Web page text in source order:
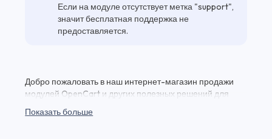
Если на модуле отсутствует метка "support",
значит бесплатная поддержка не
предоставляется.
Добро пожаловать в наш интернет-магазин продажи
модулей OpenCart и других полезных решений для
Количество товара на складе Opencart 2.x и множество
Показать больше